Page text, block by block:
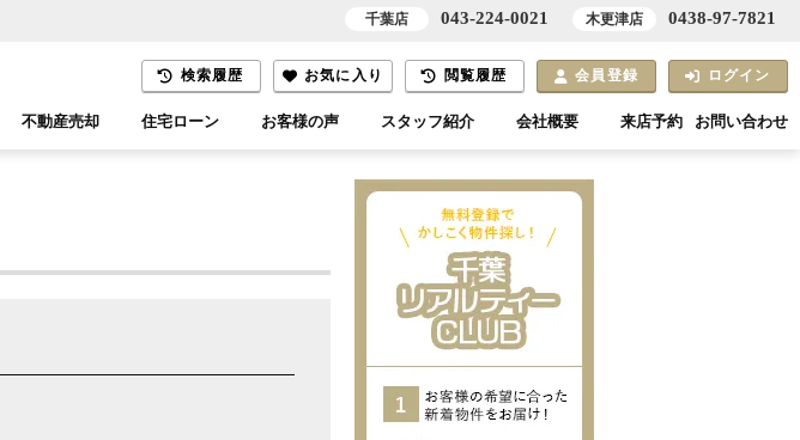
検索履歴 お気に入り 閲覧履歴 会員登録 ログイン
不動産売却 住宅ローン お客様の声 スタッフ紹介 会社概要 来店予約 お問い合わせ
千葉店 043-224-0021 木更津店 0438-97-7821